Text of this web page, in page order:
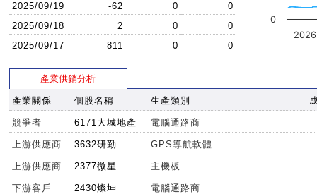
2025/09/19
-62 0
0
2025/09/18
2 0
0
2025/09/17
811 0 0
0
產業供銷分析
產業關係 個股名稱 生產類別
競爭者 6171大城地產 電腦通路商
上游供應商 3632研勤 GPS導航軟體
上游供應商 2377微星 主機板
下游客戶 2430燦坤 電腦通路商